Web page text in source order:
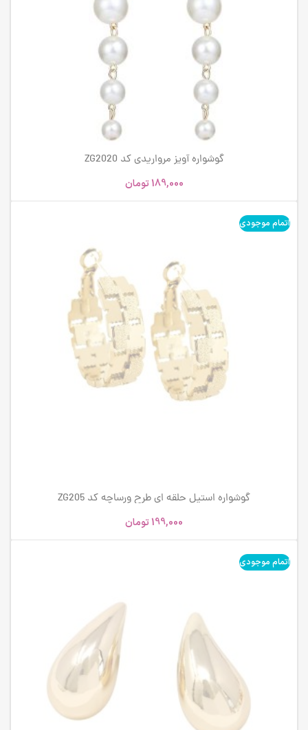
گوشواره آویز مرواریدی کد ZG2020
189,000تومان
اتمام موجودی
گوشواره استیل حلقه ای طرح ورساچه کد ZG205
199,000تومان
اتمام موجودی